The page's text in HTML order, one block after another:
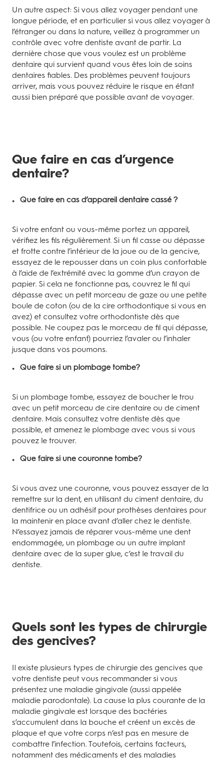
Un autre aspect: Si vous allez voyager pendant une
longue période, et en particulier si vous allez voyager à
l’étranger ou dans la nature, veillez à programmer un
contrôle avec votre dentiste avant de partir. La
dernière chose que vous voulez est un problème
dentaire qui survient quand vous êtes loin de soins
dentaires fiables. Des problèmes peuvent toujours
arriver, mais vous pouvez réduire le risque en étant
aussi bien préparé que possible avant de voyager.
Que faire en cas d’urgence
dentaire?
Que faire en cas d’appareil dentaire cassé ?
Si votre enfant ou vous-même portez un appareil,
vérifiez les fils régulièrement. Si un fil casse ou dépasse
et frotte contre l’intérieur de la joue ou de la gencive,
essayez de le repousser dans un coin plus confortable
à l’aide de l’extrémité avec la gomme d’un crayon de
papier. Si cela ne fonctionne pas, couvrez le fil qui
dépasse avec un petit morceau de gaze ou une petite
boule de coton (ou de la cire orthodontique si vous en
avez) et consultez votre orthodontiste dès que
possible. Ne coupez pas le morceau de fil qui dépasse,
vous (ou votre enfant) pourriez l’avaler ou l’inhaler
jusque dans vos poumons.
Que faire si un plombage tombe?
Si un plombage tombe, essayez de boucher le trou
avec un petit morceau de cire dentaire ou de ciment
dentaire. Mais consultez votre dentiste dès que
possible, et amenez le plombage avec vous si vous
pouvez le trouver.
Que faire si une couronne tombe?
Si vous avez une couronne, vous pouvez essayer de la
remettre sur la dent, en utilisant du ciment dentaire, du
dentifrice ou un adhésif pour prothèses dentaires pour
la maintenir en place avant d’aller chez le dentiste.
N’essayez jamais de réparer vous-même une dent
endommagée, un plombage ou un autre implant
dentaire avec de la super glue, c’est le travail du
dentiste.
Quels sont les types de chirurgie
des gencives?
Il existe plusieurs types de chirurgie des gencives que
votre dentiste peut vous recommander si vous
présentez une maladie gingivale (aussi appelée
maladie parodontale). La cause la plus courante de la
maladie gingivale est lorsque des bactéries
s’accumulent dans la bouche et créent un excès de
plaque et que votre corps n’est pas en mesure de
combattre l’infection. Toutefois, certains facteurs,
notamment des médicaments et des maladies